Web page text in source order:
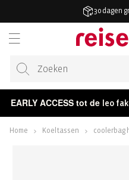
30 dagen
EARLY ACCESS tot de leo
Home Koeltassen coolerbag